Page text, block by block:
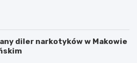
diler narkotyków w Makowie